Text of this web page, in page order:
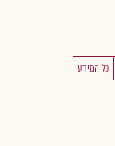
כל המידע